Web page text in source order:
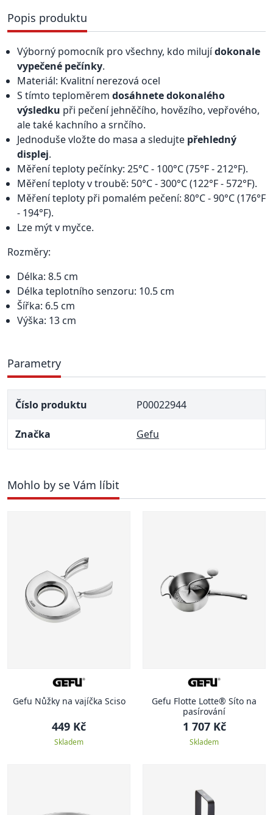
Popis produktu
Výborný pomocník pro všechny, kdo milujídokonale
vypečené pečínky.
Materiál: Kvalitní nerezová ocel
S tímto teploměrem dosáhnete dokonalého
výsledku při pečení jehněčího, hovězího, vepřového,
ale také kachního a srnčího.
Jednoduše vložte do masa a sledujte přehledný
displej.
Měření teploty pečínky: 25°C - 100°C (75°F - 212°F).
Měření teploty v troubě: 50°C - 300°C (122°F - 572°F).
Měření teploty při pomalém pečení: 80°C - 90°C (176°F
- 194°F).
Lze mýt v myčce.
Rozměry:
Délka: 8.5 cm
Délka teplotního senzoru: 10.5 cm
Šířka: 6.5 cm
Výška: 13 cm
Parametry
Číslo produktu P00022944
Značka Gefu
Mohlo by se Vám líbit
Gefu Nůžky na vajíčka Sciso
449 Kč
Skladem
Gefu Flotte Lotte® Síto na
pasírování
1 707 Kč
Skladem